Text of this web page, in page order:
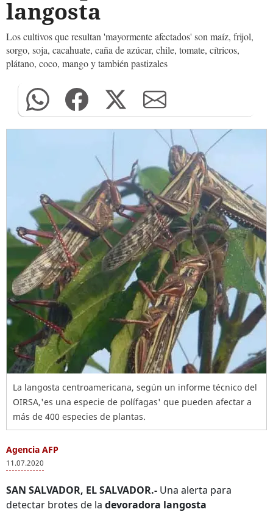
langosta
Los cultivos que resultan 'mayormente afectados' son maíz, frijol,
sorgo, soja, cacahuate, caña de azúcar, chile, tomate, cítricos,
plátano, coco, mango y también pastizales
La langosta centroamericana, según un informe técnico del
OIRSA,'es una especie de polífagas' que pueden afectar a
más de 400 especies de plantas.
Agencia AFP
11.07.2020
SAN SALVADOR, EL SALVADOR.- Una alerta para
detectar brotes de la devoradora langosta